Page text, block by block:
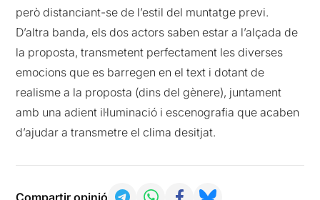
però distanciant-se de l’estil del muntatge previ.
D’altra banda, els dos actors saben estar a l’alçada de
la proposta, transmetent perfectament les diverses
emocions que es barregen en el text i dotant de
realisme a la proposta (dins del gènere), juntament
amb una adient il·luminació i escenografia que acaben
d’ajudar a transmetre el clima desitjat.
Compartir opinió